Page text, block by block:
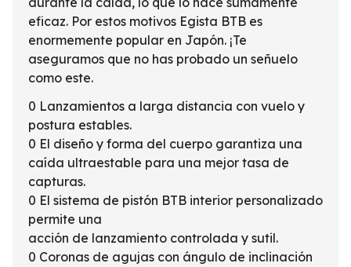
eficaz. Por estos motivos Egista BTB es
enormemente popular en Japón. ¡Te
aseguramos que no has probado un señuelo
como este.
0 Lanzamientos a larga distancia con vuelo y
postura estables.
0 El diseño y forma del cuerpo garantiza una
caída ultraestable para una mejor tasa de
capturas.
0 El sistema de pistón BTB interior personalizado
permite una
acción de lanzamiento controlada y sutil.
0 Coronas de agujas con ángulo de inclinación